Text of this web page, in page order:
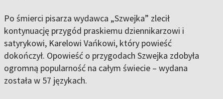
Po śmierci pisarza wydawca „Szwejka” zlecił
kontynuację przygód praskiemu dziennikarzowi i
satyrykowi, Karelowi Vańkowi, który powieść
dokończył. Opowieść o przygodach Szwejka zdobyła
ogromną popularność na całym świecie – wydana
została w 57 językach.